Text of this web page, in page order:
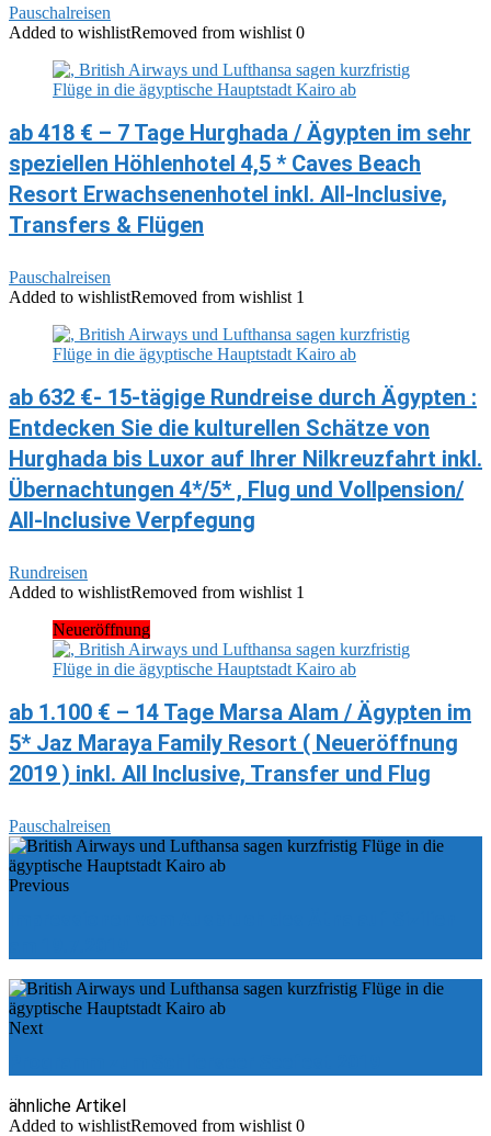
Pauschalreisen
Added to wishlistRemoved from wishlist 0
ab 418 € – 7 Tage Hurghada / Ägypten im sehr
speziellen Höhlenhotel 4,5 * Caves Beach
Resort Erwachsenenhotel inkl. All-Inclusive,
Transfers & Flügen
Pauschalreisen
Added to wishlistRemoved from wishlist 1
ab 632 €- 15-tägige Rundreise durch Ägypten :
Entdecken Sie die kulturellen Schätze von
Hurghada bis Luxor auf Ihrer Nilkreuzfahrt inkl.
Übernachtungen 4*/5* , Flug und Vollpension/
All-Inclusive Verpfegung
Rundreisen
Added to wishlistRemoved from wishlist 1
Neueröffnung
ab 1.100 € – 14 Tage Marsa Alam / Ägypten im
5* Jaz Maraya Family Resort ( Neueröffnung
2019 ) inkl. All Inclusive, Transfer und Flug
Pauschalreisen
Previous
Next
ähnliche Artikel
Added to wishlistRemoved from wishlist 0